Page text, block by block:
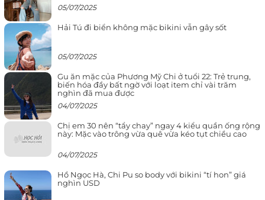
05/07/2025
Hải Tú đi biển không mặc bikini vẫn gây sốt
05/07/2025
Gu ăn mặc của Phương Mỹ Chi ở tuổi 22: Trẻ trung,
biến hóa đầy bất ngờ với loạt item chỉ vài trăm
nghìn đã mua được
04/07/2025
Chị em 30 nên “tẩy chay” ngay 4 kiểu quần ống rộng
này: Mặc vào trông vừa quê vừa kéo tụt chiều cao
04/07/2025
Hồ Ngọc Hà, Chi Pu so body với bikini “tí hon” giá
nghìn USD